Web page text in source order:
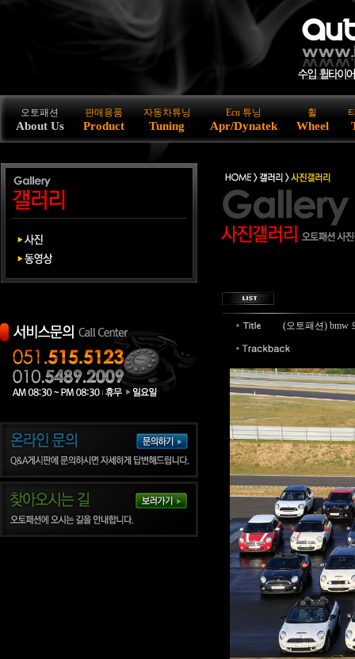
오토패션
About Us
판매용품
Product
자동차튜닝
Tuning
Ecu 튜닝
Apr/Dynatek
휠
Wheel
(오토패션) bmw